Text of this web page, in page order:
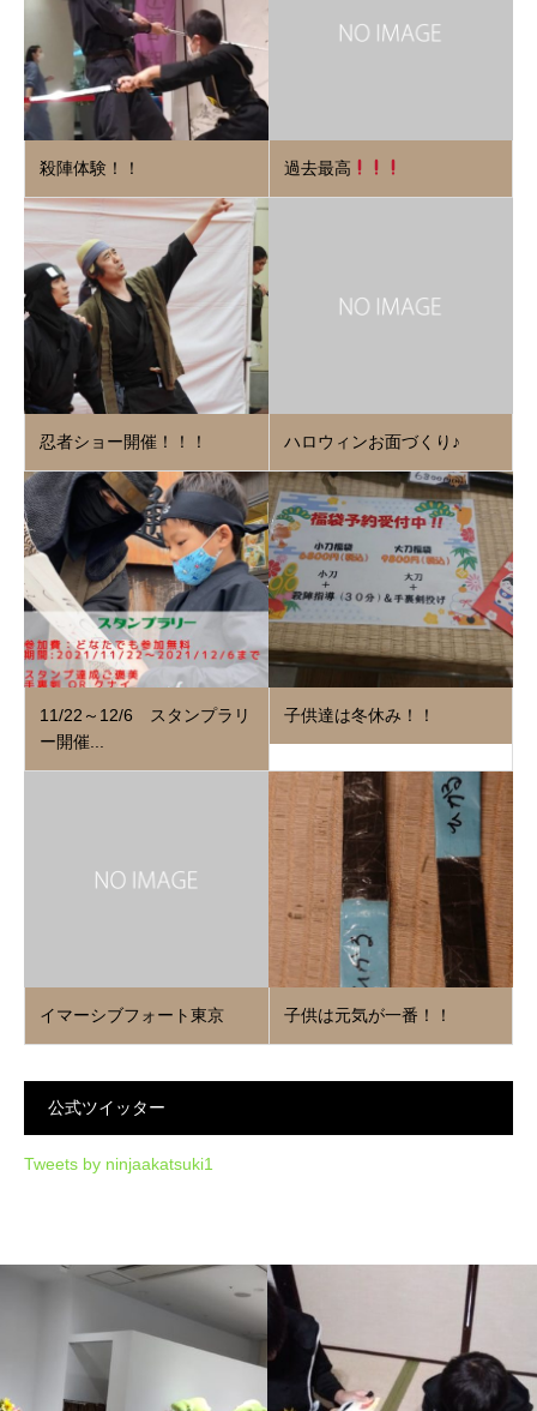
殺陣体験！！ 過去最高
忍者ショー開催！！！ ハロウィンお面づくり♪
11/22～12/6 スタンプラリ
ー開催...
子供達は冬休み！！
イマーシブフォート東京 子供は元気が一番！！
公式ツイッター
Tweets by ninjaakatsuki1